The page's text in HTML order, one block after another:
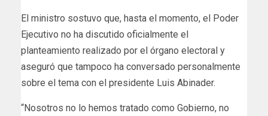
El ministro sostuvo que, hasta el momento, el Poder
Ejecutivo no ha discutido oficialmente el
planteamiento realizado por el órgano electoral y
aseguró que tampoco ha conversado personalmente
sobre el tema con el presidente Luis Abinader.
“Nosotros no lo hemos tratado como Gobierno, no